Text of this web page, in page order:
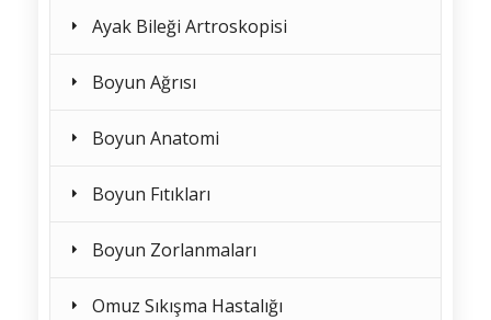
Ayak Bileği Artroskopisi
Boyun Ağrısı
Boyun Anatomi
Boyun Fıtıkları
Boyun Zorlanmaları
Omuz Sıkışma Hastalığı